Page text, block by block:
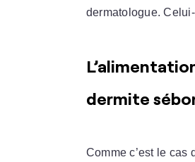
dermatologue.
dermite
Comme c’est le cas